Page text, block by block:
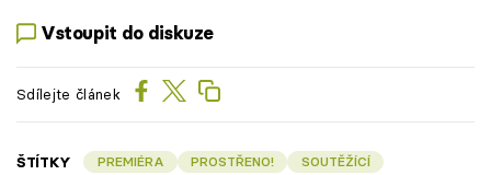
Vstoupit do diskuze
Sdílejte článek
ŠTÍTKY PREMIÉRA PROSTŘENO! SOUTĚŽÍCÍ